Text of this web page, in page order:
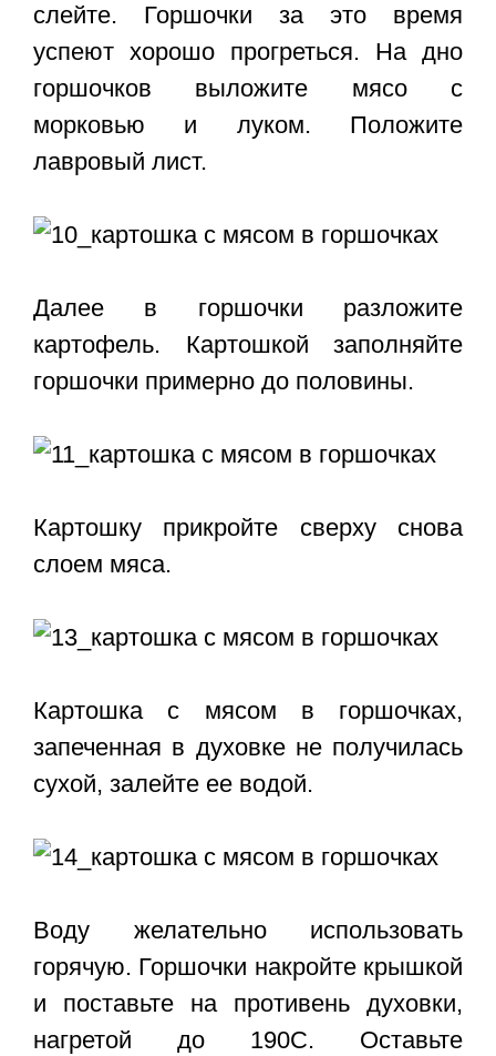
слейте. Горшочки за это время
успеют хорошо прогреться. На дно
горшочков выложите мясо с
морковью и луком. Положите
лавровый лист.
Далее в горшочки разложите
картофель. Картошкой заполняйте
горшочки примерно до половины.
Картошку прикройте сверху снова
слоем мяса.
Картошка с мясом в горшочках,
запеченная в духовке не получилась
сухой, залейте ее водой.
Воду желательно использовать
горячую. Горшочки накройте крышкой
и поставьте на противень духовки,
нагретой до 190С. Оставьте